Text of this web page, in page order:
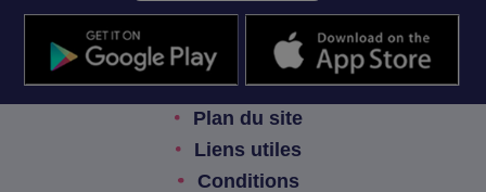
Plan du site
Liens utiles
Conditions